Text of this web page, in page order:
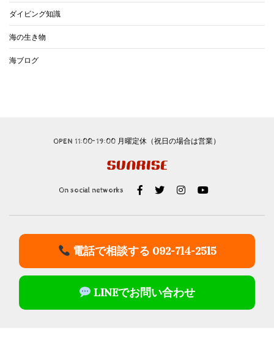
ダイビング知識
海の生き物
海ブログ
OPEN 11:00~19:00 月曜定休（祝日の場合は営業）
On social networks
電話で相談する 092-714-2515
LINEでお問い合わせ